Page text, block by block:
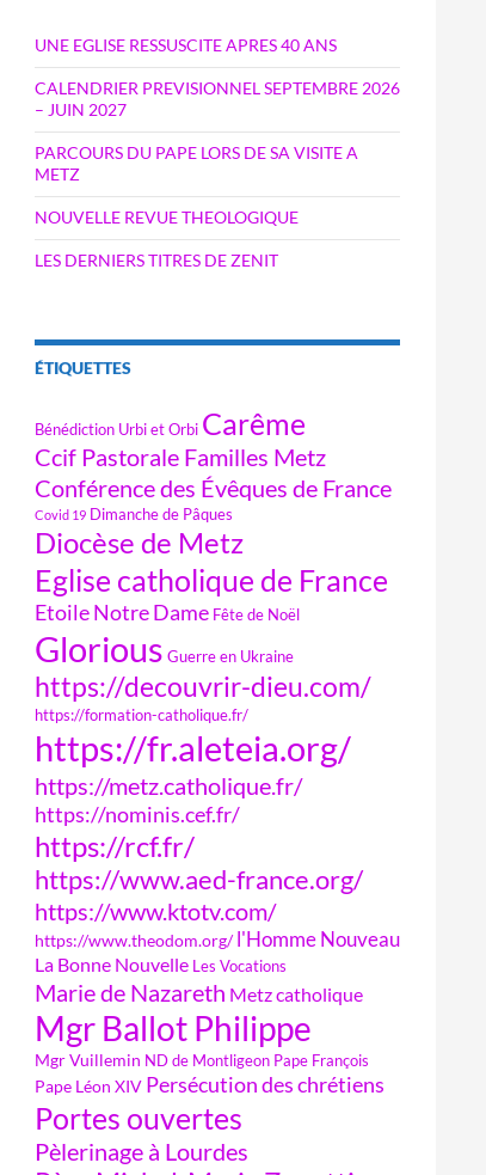
UNE EGLISE RESSUSCITE APRES 40 ANS
CALENDRIER PREVISIONNEL SEPTEMBRE 2026
– JUIN 2027
PARCOURS DU PAPE LORS DE SA VISITE A
METZ
NOUVELLE REVUE THEOLOGIQUE
LES DERNIERS TITRES DE ZENIT
ÉTIQUETTES
Bénédiction Urbi et Orbi Carême
Ccif Pastorale Familles Metz
Conférence des Évêques de France
Covid 19 Dimanche de Pâques
Diocèse de Metz
Eglise catholique de France
Etoile Notre Dame Fête de Noël
Glorious Guerre en Ukraine
https://decouvrir-dieu.com/
https://formation-catholique.fr/
https://fr.aleteia.org/
https://metz.catholique.fr/
https://nominis.cef.fr/
https://rcf.fr/
https://www.aed-france.org/
https://www.ktotv.com/
https://www.theodom.org/ l'Homme Nouveau
La Bonne Nouvelle Les Vocations
Marie de Nazareth Metz catholique
Mgr Ballot Philippe
Mgr Vuillemin ND de Montligeon Pape François
Pape Léon XIV Persécution des chrétiens
Portes ouvertes
Pèlerinage à Lourdes